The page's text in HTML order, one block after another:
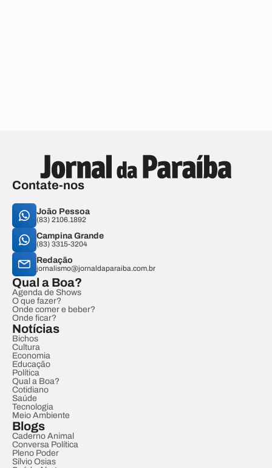
Contate-nos
João Pessoa
(83) 2106.1892
Campina Grande
(83) 3315-3204
Redação
jornalismo@jornaldaparaiba.com.br
Qual a Boa?
Agenda de Shows
O que fazer?
Onde comer e beber?
Onde ficar?
Notícias
Bichos
Cultura
Economia
Educação
Política
Qual a Boa?
Cotidiano
Saúde
Tecnologia
Meio Ambiente
Blogs
Caderno Animal
Conversa Política
Pleno Poder
Sílvio Osias